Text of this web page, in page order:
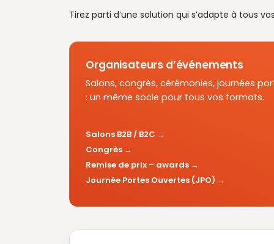
Tirez parti d’une solution qui s’adapte à tous
Organisateurs d’événements
Salons, congrès, cérémonies, journées
: un même socle pour tous vos formats.
Salons B2B / B2C
Congrès
Remise de prix – awards
Journée Portes Ouvertes (JPO)